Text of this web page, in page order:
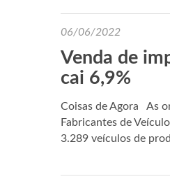
06/06/2022
Venda de
cai 6,9%
Coisas de Agora As
Fabricantes de
3.289 veículos de